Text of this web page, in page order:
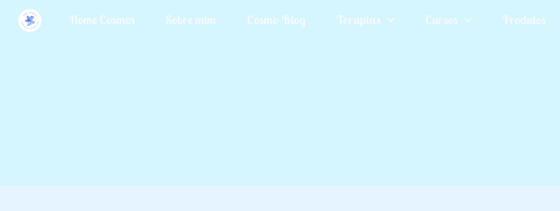
Home Cosmos Sobre mim Cosmo-Blog Terapias Cursos Produtos